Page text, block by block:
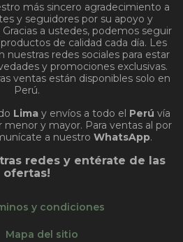
más sincero agradecimiento a
y seguidores por su apoyo y
Gracias a ustedes, podemos seguir
de calidad cada día. Les
nuestras redes sociales para estar
y promociones exclusivas.
ventas están disponibles solo en
Perú.
Lima y envíos a todo el Perú vía
menor y mayor. Para ventas al por
a nuestro WhatsApp.
redes y entérate de las
ofertas!
y condiciones
Mapa del sitio